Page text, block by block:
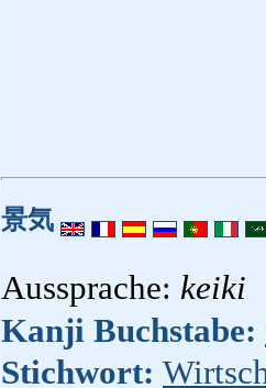
景気
Aussprache: keiki
Kanji Buchstabe:
Stichwort: